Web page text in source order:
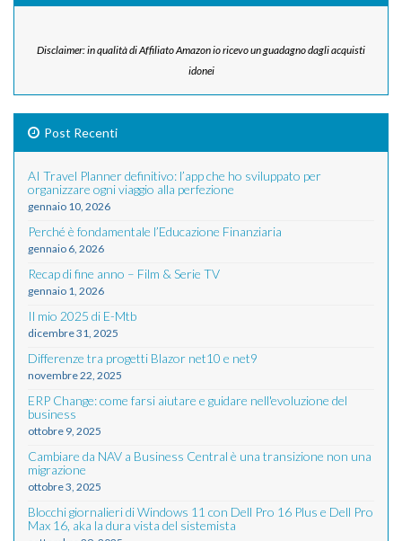
Disclaimer: in qualità di Affiliato Amazon io ricevo un guadagno dagli acquisti
idonei
Post Recenti
AI Travel Planner definitivo: l’app che ho sviluppato per
organizzare ogni viaggio alla perfezione
gennaio 10, 2026
Perché è fondamentale l’Educazione Finanziaria
gennaio 6, 2026
Recap di fine anno – Film & Serie TV
gennaio 1, 2026
Il mio 2025 di E-Mtb
dicembre 31, 2025
Differenze tra progetti Blazor net10 e net9
novembre 22, 2025
ERP Change: come farsi aiutare e guidare nell'evoluzione del
business
ottobre 9, 2025
Cambiare da NAV a Business Central è una transizione non una
migrazione
ottobre 3, 2025
Blocchi giornalieri di Windows 11 con Dell Pro 16 Plus e Dell Pro
Max 16, aka la dura vista del sistemista